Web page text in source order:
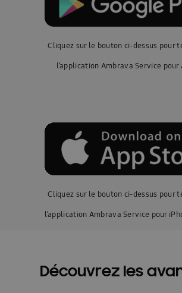
Cliquez sur le bouton ci-dessus pour
l’application Ambrava Service pour
Cliquez sur le bouton ci-dessus pour
l’application Ambrava Service pour
Découvrez les